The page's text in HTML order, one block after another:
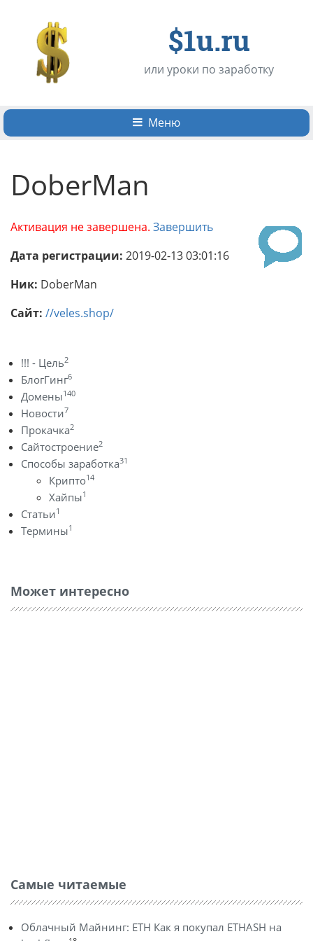
$1u.ru
или уроки по заработку
Меню
DoberMan
Активация не завершена. Завершить
Дата регистрации: 2019-02-13 03:01:16
Ник: DoberMan
Сайт: //veles.shop/
!!! - Цель2
БлогГинг6
Домены140
Новости7
Прокачка2
Сайтостроение2
Способы заработка31
Крипто14
Хайпы1
Статьи1
Термины1
Может интересно
Самые читаемые
Облачный Майнинг: ETH Как я покупал ETHASH на